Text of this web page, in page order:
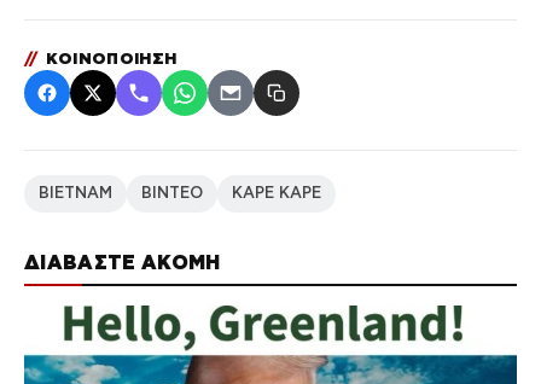
ΔΙΑΒΑΣΤΕ ΑΚΟΜΗ
// ΚΟΙΝΟΠΟΙΗΣΗ
ΒΙΕΤΝΑΜ ΒΙΝΤΕΟ ΚΑΡΕ ΚΑΡΕ